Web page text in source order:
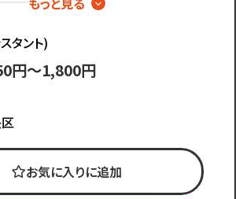
サロンを
出身の
き方へ
す。
タント)
円～1,800円
お気に入りに追加